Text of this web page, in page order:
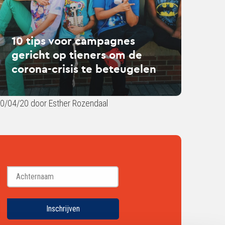
10 tips voor campagnes
gericht op tieners om de
corona-crisis te beteugelen
04/20 door Esther Rozendaal
Achternaam
Inschrijven